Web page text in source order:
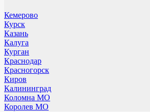
Кемерово
Курск
Казань
Калуга
Курган
Краснодар
Красногорск
Киров
Калининград
Коломна МО
Королев МО